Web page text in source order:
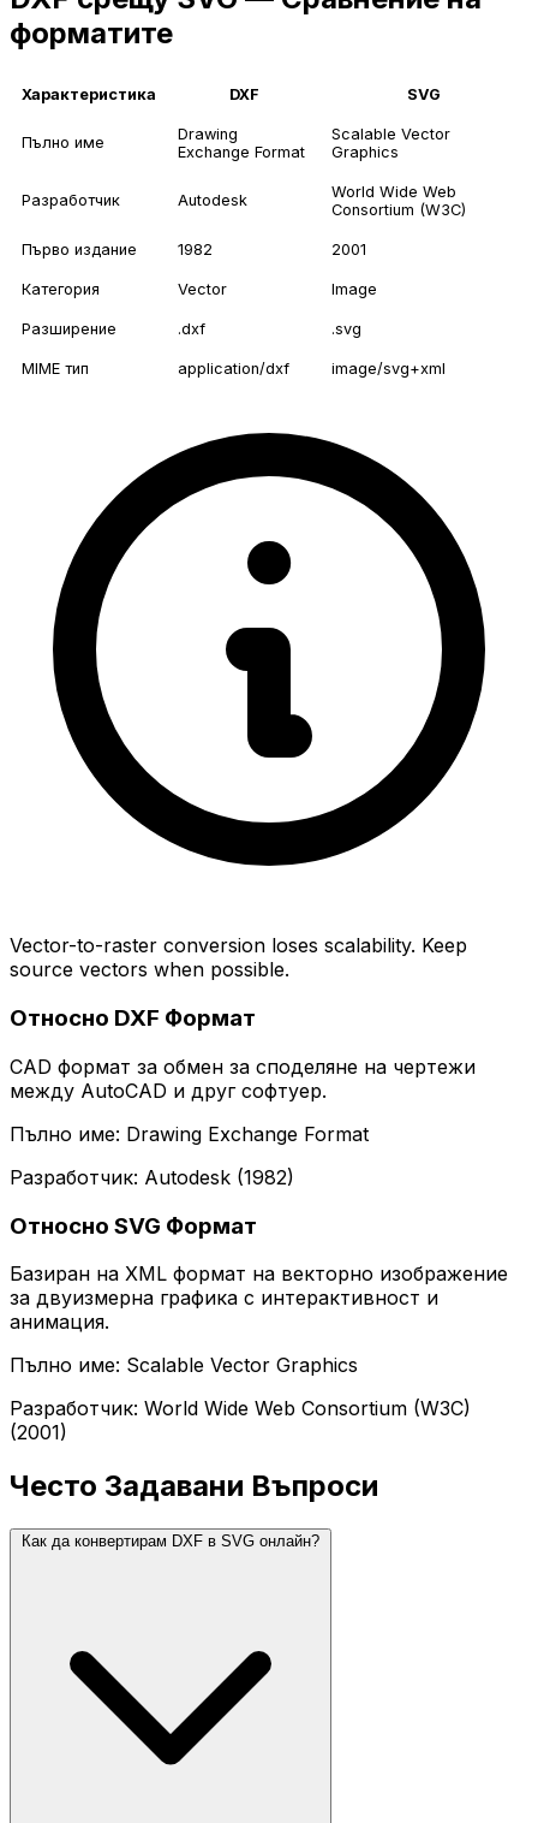
форматите
Характеристика DXF SVG
Пълно име
Drawing
Exchange Format
Scalable Vector
Graphics
Разработчик Autodesk
World Wide Web
Consortium (W3C)
Първо издание 1982 2001
Категория Vector Image
Разширение .dxf .svg
MIME тип application/dxf image/svg+xml
Vector-to-raster conversion loses scalability. Keep
source vectors when possible.
Относно DXF Формат
CAD формат за обмен за споделяне на чертежи
между AutoCAD и друг софтуер.
Пълно име: Drawing Exchange Format
Разработчик: Autodesk (1982)
Относно SVG Формат
Базиран на XML формат на векторно изображение
за двуизмерна графика с интерактивност и
анимация.
Пълно име: Scalable Vector Graphics
Разработчик: World Wide Web Consortium (W3C)
(2001)
Често Задавани Въпроси
Как да конвертирам DXF в SVG онлайн?